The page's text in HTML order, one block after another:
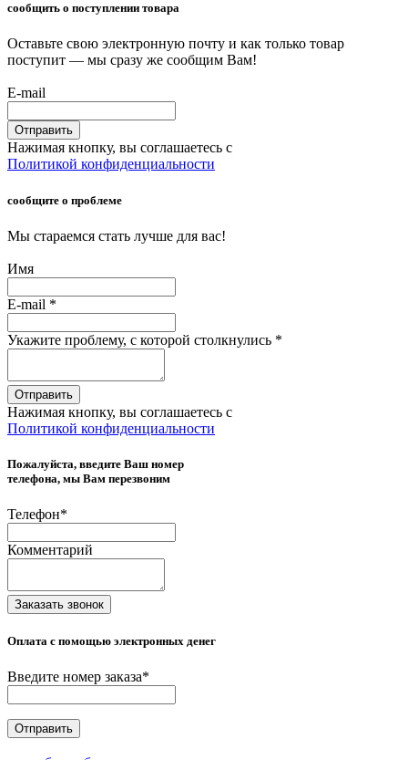
сообщить о поступлении товара
Оставьте свою электронную почту и как только товар
поступит — мы сразу же сообщим Вам!
E-mail
Отправить
Нажимая кнопку, вы соглашаетесь с
Политикой конфиденциальности
сообщите о проблеме
Мы стараемся стать лучше для вас!
Имя
E-mail *
Укажите проблему, с которой столкнулись *
Отправить
Нажимая кнопку, вы соглашаетесь с
Политикой конфиденциальности
Пожалуйста, введите Ваш номер
телефона, мы Вам перезвоним
Телефон*
Комментарий
Заказать звонок
Оплата с помощью электронных денег
Введите номер заказа*
Отправить